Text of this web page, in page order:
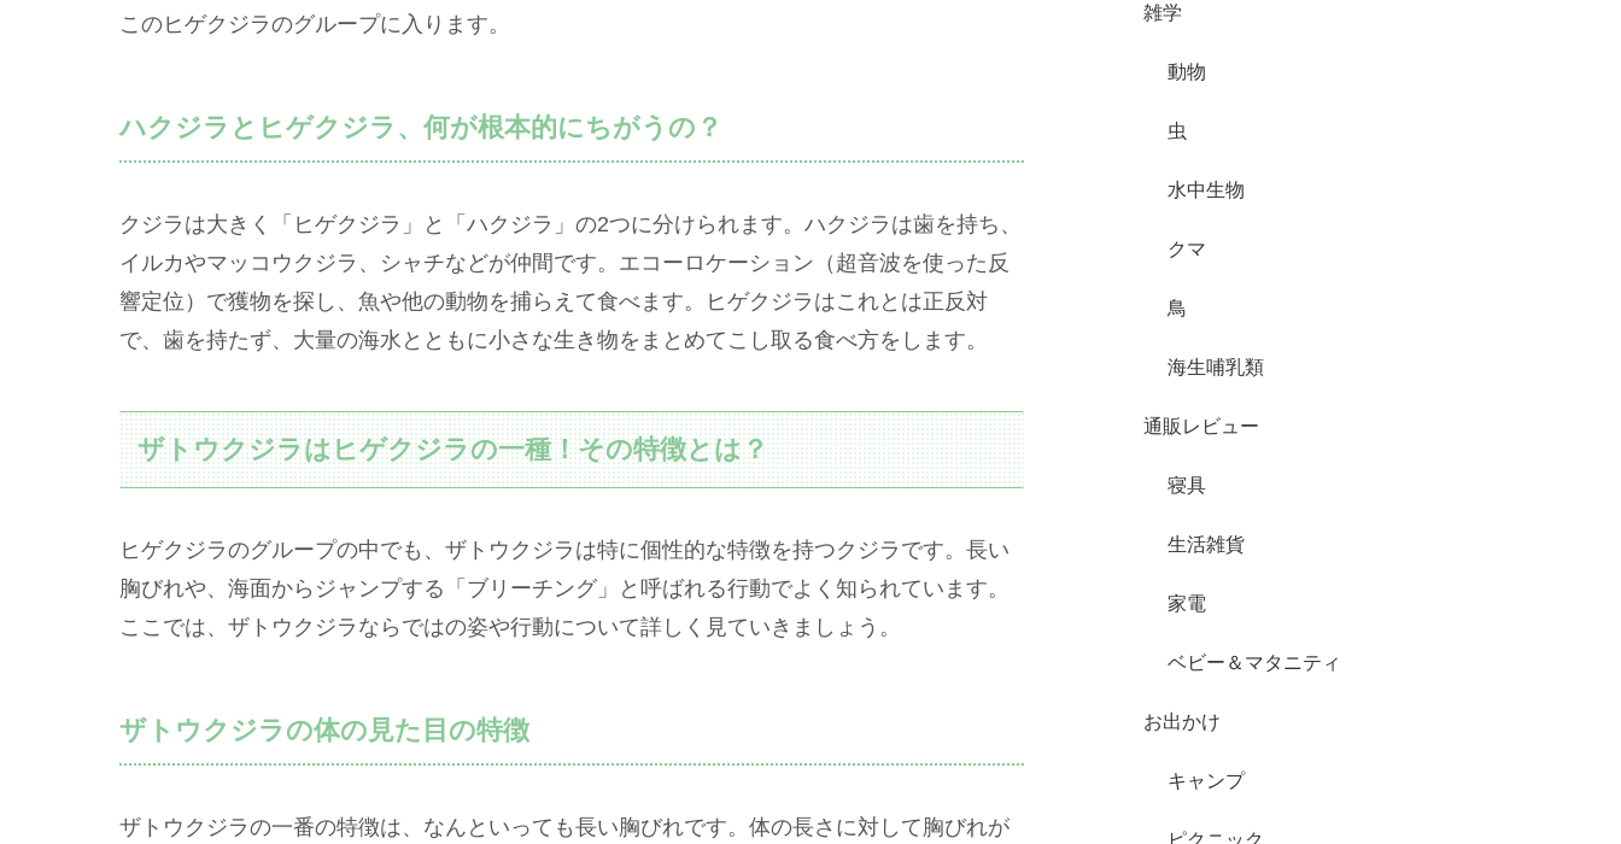
このヒゲクジラのグループに入ります。
ハクジラとヒゲクジラ、何が根本的にちがうの？
クジラは大きく「ヒゲクジラ」と「ハクジラ」の2つに分けられます。ハクジラは歯を持ち、
イルカやマッコウクジラ、シャチなどが仲間です。エコーロケーション（超音波を使った反
響定位）で獲物を探し、魚や他の動物を捕らえて食べます。ヒゲクジラはこれとは正反対
で、歯を持たず、大量の海水とともに小さな生き物をまとめてこし取る食べ方をします。
ザトウクジラはヒゲクジラの一種！その特徴とは？
ヒゲクジラのグループの中でも、ザトウクジラは特に個性的な特徴を持つクジラです。長い
胸びれや、海面からジャンプする「ブリーチング」と呼ばれる行動でよく知られています。
ここでは、ザトウクジラならではの姿や行動について詳しく見ていきましょう。
ザトウクジラの体の見た目の特徴
ザトウクジラの一番の特徴は、なんといっても長い胸びれです。体の長さに対して胸びれが
雑学
動物
虫
水中生物
クマ
鳥
海生哺乳類
通販レビュー
寝具
生活雑貨
家電
ベビー＆マタニティ
お出かけ
キャンプ
ピクニック